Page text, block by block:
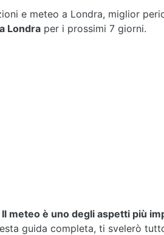
e meteo a Londra, miglior
Londra per i prossimi 7 giorni.
Il meteo è uno degli aspetti più
guida completa, ti svelerò